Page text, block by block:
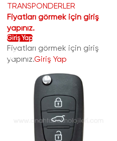
TRANSPONDERLER
Fiyatları görmek için giriş
yapınız.
Giriş Yap
Fiyatları görmek için giriş
yapınız.Giriş Yap